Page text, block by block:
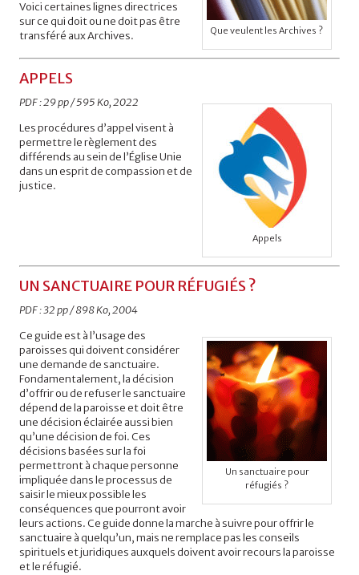
Que veulent les Archives ?
Voici certaines lignes directrices
sur ce qui doit ou ne doit pas être
transféré aux Archives.
APPELS
Appels
PDF : 29 pp / 595 Ko, 2022
Les procédures d’appel visent à
permettre le règlement des
différends au sein de l’Église Unie
dans un esprit de compassion et de
justice.
UN SANCTUAIRE POUR RÉFUGIÉS ?
PDF : 32 pp / 898 Ko, 2004
Un sanctuaire pour
réfugiés ?
Ce guide est à l’usage des
paroisses qui doivent considérer
une demande de sanctuaire.
Fondamentalement, la décision
d’offrir ou de refuser le sanctuaire
dépend de la paroisse et doit être
une décision éclairée aussi bien
qu’une décision de foi. Ces
décisions basées sur la foi
permettront à chaque personne
impliquée dans le processus de
saisir le mieux possible les
conséquences que pourront avoir
leurs actions. Ce guide donne la marche à suivre pour offrir le
sanctuaire à quelqu’un, mais ne remplace pas les conseils
spirituels et juridiques auxquels doivent avoir recours la paroisse
et le réfugié.